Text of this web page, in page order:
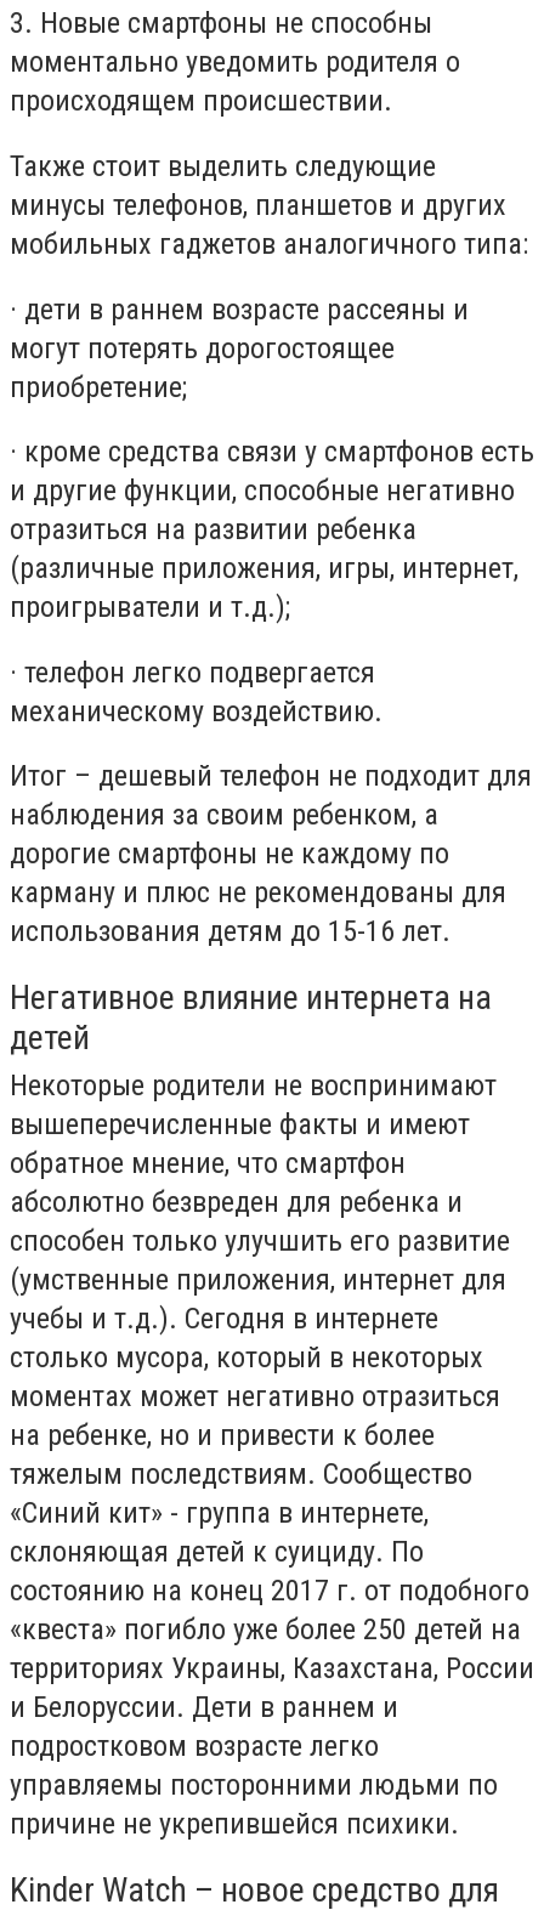
3. Новые смартфоны не способны
моментально уведомить родителя о
происходящем происшествии.
Также стоит выделить следующие
минусы телефонов, планшетов и других
мобильных гаджетов аналогичного типа:
· дети в раннем возрасте рассеяны и
могут потерять дорогостоящее
приобретение;
· кроме средства связи у смартфонов есть
и другие функции, способные негативно
отразиться на развитии ребенка
(различные приложения, игры, интернет,
проигрыватели и т.д.);
· телефон легко подвергается
механическому воздействию.
Итог – дешевый телефон не подходит для
наблюдения за своим ребенком, а
дорогие смартфоны не каждому по
карману и плюс не рекомендованы для
использования детям до 15-16 лет.
Негативное влияние интернета на
детей
Некоторые родители не воспринимают
вышеперечисленные факты и имеют
обратное мнение, что смартфон
абсолютно безвреден для ребенка и
способен только улучшить его развитие
(умственные приложения, интернет для
учебы и т.д.). Сегодня в интернете
столько мусора, который в некоторых
моментах может негативно отразиться
на ребенке, но и привести к более
тяжелым последствиям. Сообщество
«Синий кит» - группа в интернете,
склоняющая детей к суициду. По
состоянию на конец 2017 г. от подобного
«квеста» погибло уже более 250 детей на
территориях Украины, Казахстана, России
и Белоруссии. Дети в раннем и
подростковом возрасте легко
управляемы посторонними людьми по
причине не укрепившейся психики.
Kinder Watch – новое средство для